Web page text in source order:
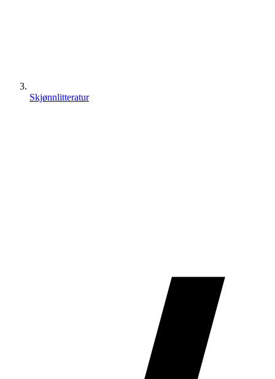
Skjønnlitteratur